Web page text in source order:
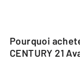
Pourquoi
CENTURY 21